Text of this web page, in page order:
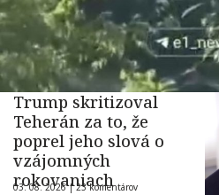
Trump skritizoval
Teherán za to, že
poprel jeho slová o
vzájomných
rokovaniach
03. 08. 2026 |23 komentárov